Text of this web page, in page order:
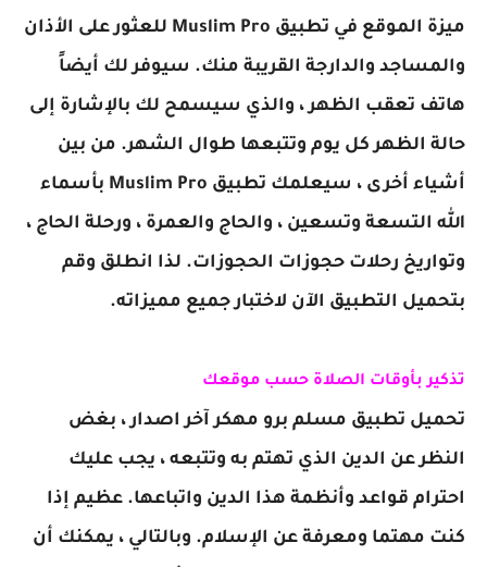
ميزة الموقع في تطبيق Muslim Pro للعثور على الأذان
والمساجد والدارجة القريبة منك. سيوفر لك أيضاً
هاتف تعقب الظهر ، والذي سيسمح لك بالإشارة إلى
حالة الظهر كل يوم وتتبعها طوال الشهر. من بين
أشياء أخرى ، سيعلمك تطبيق Muslim Pro بأسماء
الله التسعة وتسعين ، والحاج والعمرة ، ورحلة الحاج ،
وتواريخ رحلات حجوزات الحجوزات. لذا انطلق وقم
بتحميل التطبيق الآن لاختبار جميع مميزاته.
تذكير بأوقات الصلاة حسب موقعك
تحميل تطبيق مسلم برو مهكر آخر اصدار ، بغض
النظر عن الدين الذي تهتم به وتتبعه ، يجب عليك
احترام قواعد وأنظمة هذا الدين واتباعها. عظيم إذا
كنت مهتما ومعرفة عن الإسلام. وبالتالي ، يمكنك أن